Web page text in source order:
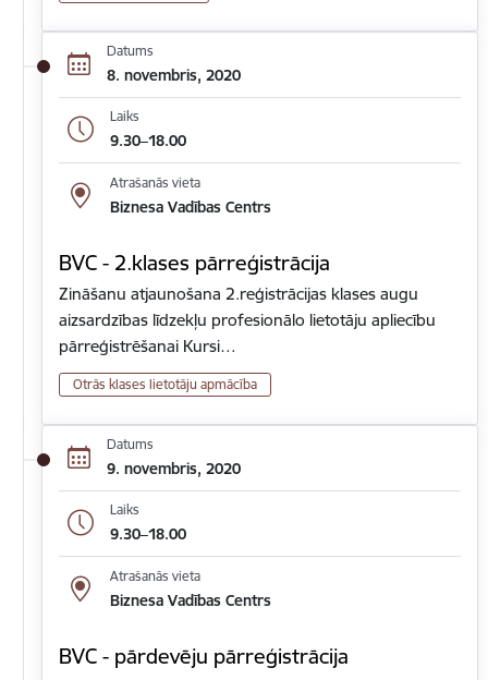
Datums
8. novembris, 2020
Laiks
9.30–18.00
Atrašanās vieta
Biznesa Vadības Centrs
BVC - 2.klases pārreģistrācija
Zināšanu atjaunošana 2.reģistrācijas klases augu
aizsardzības līdzekļu profesionālo lietotāju apliecību
pārreģistrēšanai Kursi…
Otrās klases lietotāju apmācība
Datums
9. novembris, 2020
Laiks
9.30–18.00
Atrašanās vieta
Biznesa Vadības Centrs
BVC - pārdevēju pārreģistrācija